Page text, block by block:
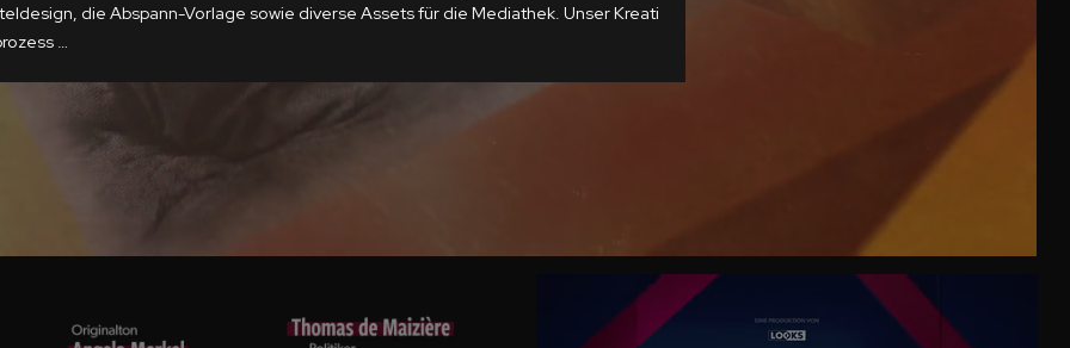
dieAbspann-Vorlage sowie diverse Assets für die Mediathek. Unser Kreati
…